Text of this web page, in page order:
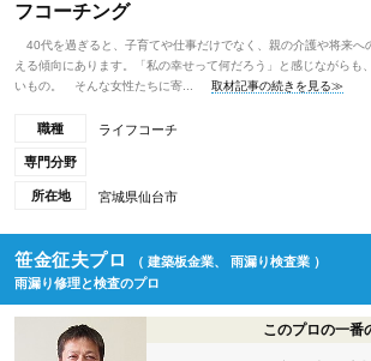
フコーチング
40代を過ぎると、子育てや仕事だけでなく、親の介護や将来へ
える傾向にあります。「私の幸せって何だろう」と感じながらも
いもの。 そんな女性たちに寄...
取材記事の続きを見る≫
職種 ライフコーチ
専門分野
所在地 宮城県仙台市
笹金征夫プロ
（ 建築板金業、 雨漏り検査業 ）
雨漏り修理と検査のプロ
このプロの一番